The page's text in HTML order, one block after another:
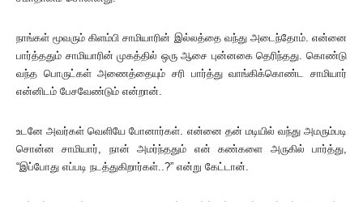
நாங்கள் மூவரும் கிளம்பி சாமியாரின் இல்லத்தை வந்து அடைந்தோம். என்னை
பார்த்ததும் சாமியாரின் முகத்தில் ஒரு ஆசை புன்னகை தெரிந்தது. கொண்டு
வந்த பொருட்கள் அணைத்தையும் சரி பார்த்து வாங்கிக்கொண்ட சாமியார்
என்னிடம் பேசவேண்டும் என்றான்.
உடனே அவர்கள் வெளியே போனார்கள். என்னை தன் மடியில் வந்து அமரும்படி
சொன்ன சாமியார், நான் அமர்ந்ததும் என் கண்களை அருகில் பார்த்து,
“இப்போது எப்படி நடத்துகிறார்கள்..?” என்று கேட்டான்.